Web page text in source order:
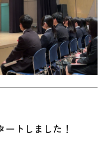
ートしました！